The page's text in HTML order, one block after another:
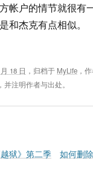
帐户的情节就很有
和杰克有点相似。
18 日 ，归档于 MyLife ，
注明作者与出处。
狱》第二季
如何删